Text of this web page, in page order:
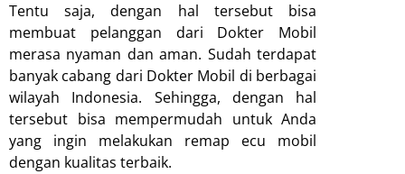
Tentu saja, dengan hal tersebut bisa
membuat pelanggan dari Dokter Mobil
merasa nyaman dan aman. Sudah terdapat
banyak cabang dari Dokter Mobil di berbagai
wilayah Indonesia. Sehingga, dengan hal
tersebut bisa mempermudah untuk Anda
yang ingin melakukan remap ecu mobil
dengan kualitas terbaik.